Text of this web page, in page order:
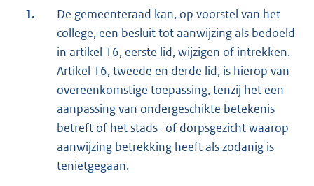
1.
De gemeenteraad kan, op voorstel van het
college, een besluit tot aanwijzing als bedoeld
in artikel 16, eerste lid, wijzigen of intrekken.
Artikel 16, tweede en derde lid, is hierop van
overeenkomstige toepassing, tenzij het een
aanpassing van ondergeschikte betekenis
betreft of het stads- of dorpsgezicht waarop
aanwijzing betrekking heeft als zodanig is
tenietgegaan.